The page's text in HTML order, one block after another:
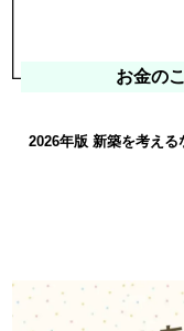
お金の
2026年版 新築を考える